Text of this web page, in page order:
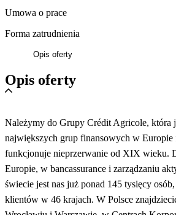
Umowa o prace
Forma zatrudnienia
Opis oferty
Opis oferty
Należymy do Grupy Crédit Agricole, która
największych grup finansowych w Europie
funkcjonuje nieprzerwanie od XIX wieku.
Europie, w bancassurance i zarządzaniu
świecie jest nas już ponad 145 tysięcy
klientów w 46 krajach. W Polsce